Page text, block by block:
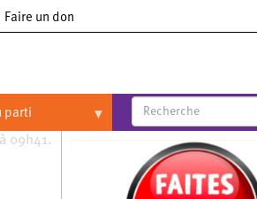
Faire un don
parti
09h41.